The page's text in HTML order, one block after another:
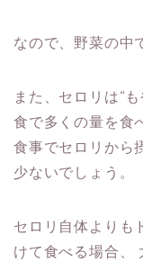
なので、野菜の中
また、セロリは“
食で多くの量を食
食事でセロリから
少ないでしょう。
セロリ自体よりも
けて食べる場合、